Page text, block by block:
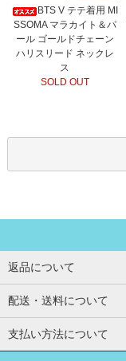
BTS V テテ着用 MI
SSOMA マラカイト＆パ
ール ゴールドチェーン
ハリスリード ネックレ
ス
SOLD OUT
返品について
配送・送料について
支払い方法について